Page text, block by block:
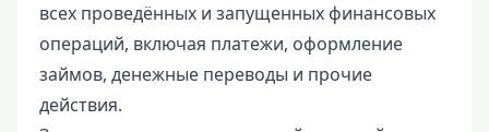
всех проведённых и запущенных финансовых
операций, включая платежи, оформление
займов, денежные переводы и прочие
действия.